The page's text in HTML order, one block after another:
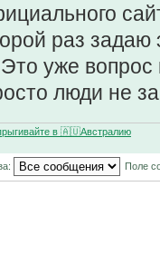
раз задаю
уже
люди не
в 🇦🇺Австралию
Поле